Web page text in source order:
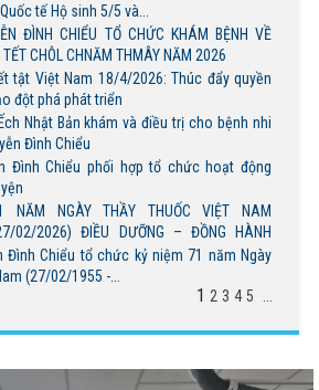
tế Hộ sinh 5/5 và...
ĐÌNH CHIỂU TỔ CHỨC KHÁM BỆNH VỀ
CHÔL CHNĂM THMÂY NĂM 2026
tật Việt Nam 18/4/2026: Thúc đẩy quyền
đột phá phát triển
Nhật Bản khám và điều trị cho bệnh nhi
Đình Chiểu
hợp tổ chức hoạt động
NĂM NGÀY THẦY THUỐC VIỆT NAM
02/2026) ĐIỀU DƯỠNG – ĐỒNG HÀNH
Đình Chiểu tổ chức kỷ niệm 71 năm Ngày
(27/02/1955 -...
1 2 3 4 5